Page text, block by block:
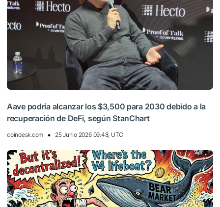
Aave podría alcanzar los $3,500 para 2030 debido a la
recuperación de DeFi, según StanChart
coindesk.com 25 Junio 2026 09:48, UTC